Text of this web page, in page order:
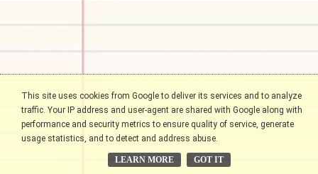
This site uses cookies from Google to deliver its services and to analyze
traffic. Your IP address and user-agent are shared with Google along with
performance and security metrics to ensure quality of service, generate
usage statistics, and to detect and address abuse.
LEARN MORE GOT IT